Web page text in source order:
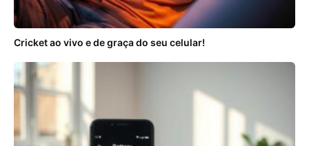
Cricket ao vivo e de graça do seu celular!